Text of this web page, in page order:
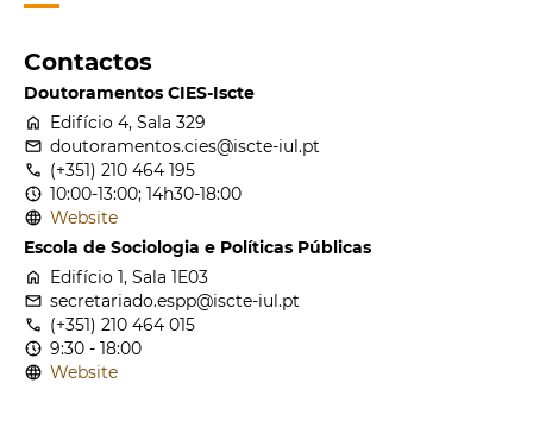
Contactos
Doutoramentos CIES-Iscte
home Edifício 4, Sala 329
email doutoramentos.cies@iscte-iul.pt
call (+351) 210 464 195
nest_clock_farsight_analog 10:00-13:00; 14h30-18:00
language Website
Escola de Sociologia e Políticas Públicas
home Edifício 1, Sala 1E03
email secretariado.espp@iscte-iul.pt
call (+351) 210 464 015
nest_clock_farsight_analog 9:30 - 18:00
language Website